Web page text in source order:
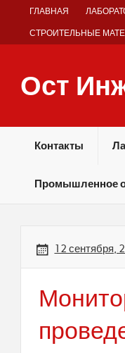
ГЛАВНАЯ
СТРОИТЕЛЬНЫЕ
Ост
Контакты
Промышленное
12 сентября,